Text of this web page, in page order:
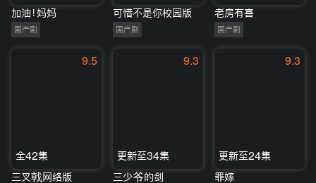
加油！妈妈
国产剧
可惜不是你校园版
国产剧
老房有喜
国产剧
9.5
全42集
三叉戟网络版
9.3
更新至34集
三少爷的剑
9.3
更新至24集
罪嫁